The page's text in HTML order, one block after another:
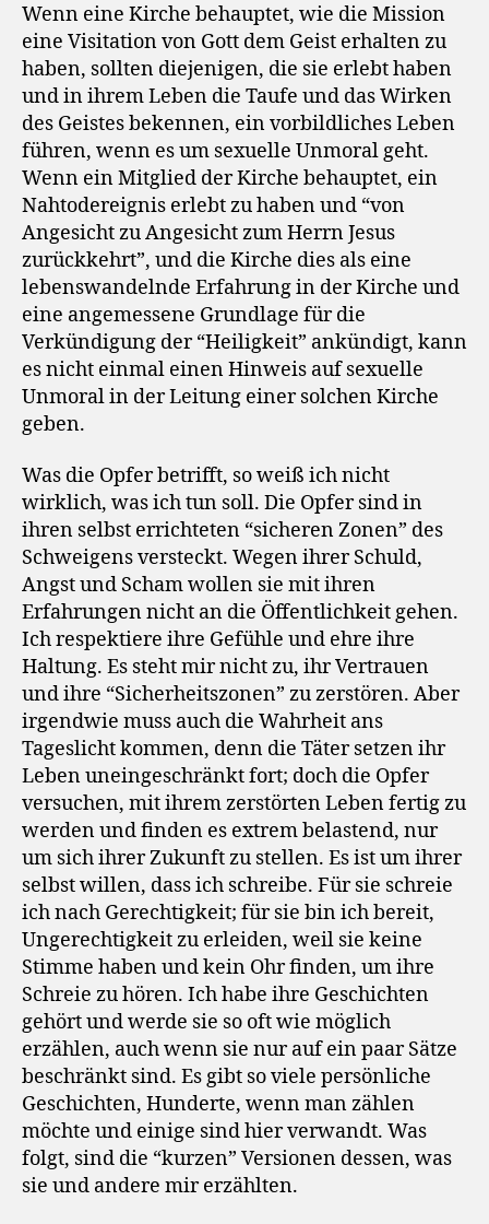
Wenn eine Kirche behauptet, wie die Mission
eine Visitation von Gott dem Geist erhalten zu
haben, sollten diejenigen, die sie erlebt haben
und in ihrem Leben die Taufe und das Wirken
des Geistes bekennen, ein vorbildliches Leben
führen, wenn es um sexuelle Unmoral geht.
Wenn ein Mitglied der Kirche behauptet, ein
Nahtodereignis erlebt zu haben und “von
Angesicht zu Angesicht zum Herrn Jesus
zurückkehrt”, und die Kirche dies als eine
lebenswandelnde Erfahrung in der Kirche und
eine angemessene Grundlage für die
Verkündigung der “Heiligkeit” ankündigt, kann
es nicht einmal einen Hinweis auf sexuelle
Unmoral in der Leitung einer solchen Kirche
geben.
Was die Opfer betrifft, so weiß ich nicht
wirklich, was ich tun soll. Die Opfer sind in
ihren selbst errichteten “sicheren Zonen” des
Schweigens versteckt. Wegen ihrer Schuld,
Angst und Scham wollen sie mit ihren
Erfahrungen nicht an die Öffentlichkeit gehen.
Ich respektiere ihre Gefühle und ehre ihre
Haltung. Es steht mir nicht zu, ihr Vertrauen
und ihre “Sicherheitszonen” zu zerstören. Aber
irgendwie muss auch die Wahrheit ans
Tageslicht kommen, denn die Täter setzen ihr
Leben uneingeschränkt fort; doch die Opfer
versuchen, mit ihrem zerstörten Leben fertig zu
werden und finden es extrem belastend, nur
um sich ihrer Zukunft zu stellen. Es ist um ihrer
selbst willen, dass ich schreibe. Für sie schreie
ich nach Gerechtigkeit; für sie bin ich bereit,
Ungerechtigkeit zu erleiden, weil sie keine
Stimme haben und kein Ohr finden, um ihre
Schreie zu hören. Ich habe ihre Geschichten
gehört und werde sie so oft wie möglich
erzählen, auch wenn sie nur auf ein paar Sätze
beschränkt sind. Es gibt so viele persönliche
Geschichten, Hunderte, wenn man zählen
möchte und einige sind hier verwandt. Was
folgt, sind die “kurzen” Versionen dessen, was
sie und andere mir erzählten.